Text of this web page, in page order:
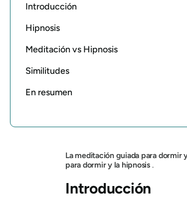
Introducción
Hipnosis
Meditación vs Hipnosis
Similitudes
En resumen
La meditación guiada para dormir
para dormir y la hipnosis .
Introducción